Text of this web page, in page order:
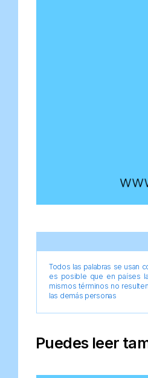
Todos las palabras se usan
es posible que en países
mismos términos no
las demás personas
Puedes leer